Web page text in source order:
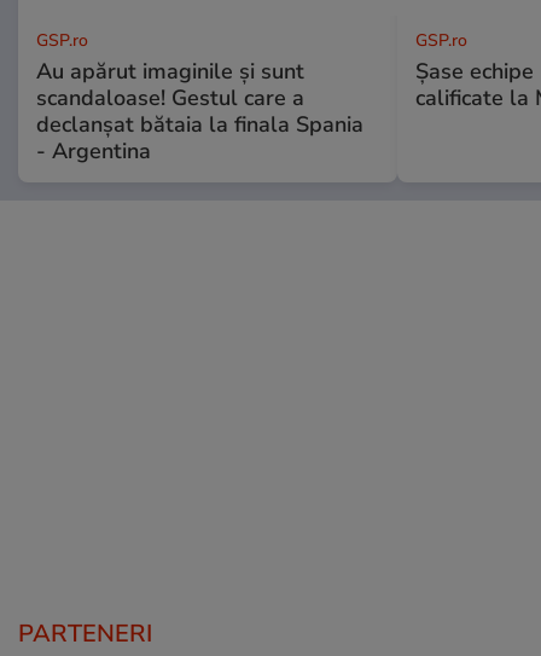
GSP.ro
Au apărut imaginile și sunt
scandaloase! Gestul care a
declanșat bătaia la finala Spania
- Argentina
GSP.ro
Șase
calificate la
PARTENERI